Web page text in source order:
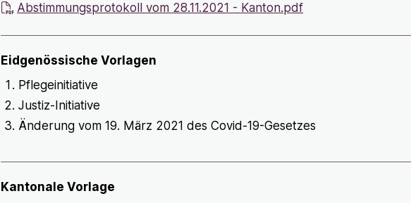
Abstimmungsprotokoll vom 28.11.2021 - Kanton.pdf
Eidgenössische Vorlagen
Pflegeinitiative
Justiz-Initiative
Änderung vom 19. März 2021 des Covid-19-Gesetzes
Kantonale Vorlage